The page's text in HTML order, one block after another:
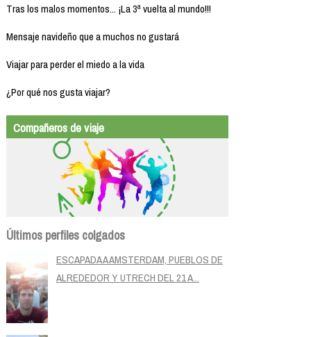
Tras los malos momentos... ¡La 3ª vuelta al mundo!!!
Mensaje navideño que a muchos no gustará
Viajar para perder el miedo a la vida
¿Por qué nos gusta viajar?
Compañeros de viaje
Últimos perfiles colgados
ESCAPADA A AMSTERDAM, PUEBLOS DE
ALREDEDOR Y UTRECH DEL 21 A...